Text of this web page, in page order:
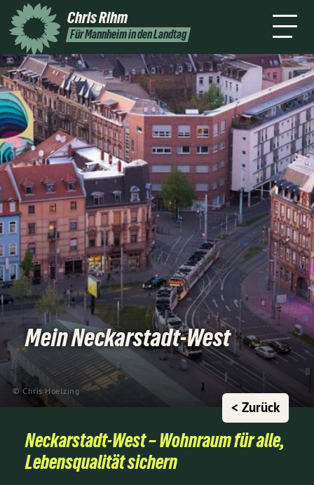
ChrisRihm
Für Mannheim in den Landtag
Unterstützen
mich
© Chris Hoelzing
Mein Neckarstadt-West
< Zurück
Neckarstadt-West – Wohnraum für alle,
Lebensqualität sichern